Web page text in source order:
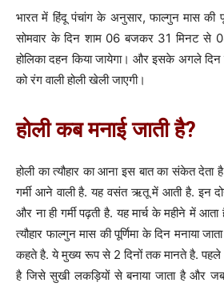
भारत में हिंदू पंचांग के अनुसार, फाल्गुन मास की
सोमवार के दिन शाम 06बजकर31मिनटसे
होलिका दहन किया जायेगा। और इसके अगले दिन
को रंग वाली होली खेली जाएगी।
होली कब मनाई जाती है?
होली का त्यौहार का आना इस बात का संकेत
गर्मी आने वाली है. यह वसंत ऋतू में आती है. इन
और ना ही गर्मी पढ़ती है. यह मार्च के महीने में
त्यौहार फाल्गुन मास की पूर्णिमा के दिन मनाया
कहते है. ये मुख्य रूप से 2 दिनों तक मानते है. पहले
है जिसे सुखी लकड़ियों से बनाया जाता है और